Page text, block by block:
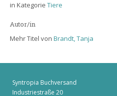
in Kategorie Tiere
Autor/in
Mehr Titel von Brandt, Tanja
Syntropia Buchversand
Industriestraße 20